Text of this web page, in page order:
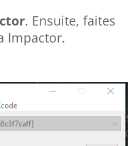
. Ensuite, faites
Impactor.